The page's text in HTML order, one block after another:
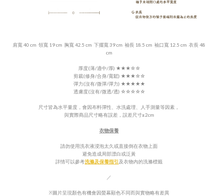
肩寬 40 cm 領寬 19 cm 胸寬 42.5 cm 下擺寬 39 cm 袖長 18.5 cm 袖口寬 12.5 cm 衣長 48
cm
厚度(薄/適中/厚) ★★★☆☆
剪裁(修身/合身/寬鬆) ★★★☆☆
彈力(沒有/微彈/彈力) ★★★★★
透膚度(沒有/微透/透) ☆☆☆☆☆
尺寸皆為水平量度，會因布料彈性、水洗處理、人手測量等因素，
與實際商品尺寸略有誤差，誤差尺寸±2cm
衣物保養
請勿使用洗衣液浸泡太久或直接倒在衣物上面
避免造成局部漂白或泛黃
詳情可以參考洗滌及保養指引及衣物內的洗滌標籤
／
※圖片呈現顏色有機會因螢幕顯色不同而與實物略有差異